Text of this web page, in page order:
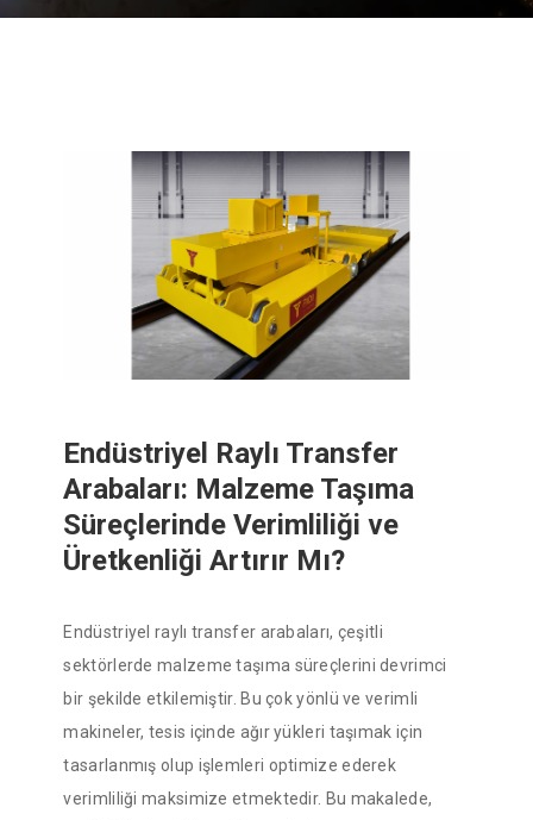
Endüstriyel Raylı Transfer
Arabaları: Malzeme Taşıma
Süreçlerinde Verimliliği ve
Üretkenliği Artırır Mı?
Endüstriyel raylı transfer arabaları, çeşitli
sektörlerde malzeme taşıma süreçlerini devrimci
bir şekilde etkilemiştir. Bu çok yönlü ve verimli
makineler, tesis içinde ağır yükleri taşımak için
tasarlanmış olup işlemleri optimize ederek
verimliliği maksimize etmektedir. Bu makalede,